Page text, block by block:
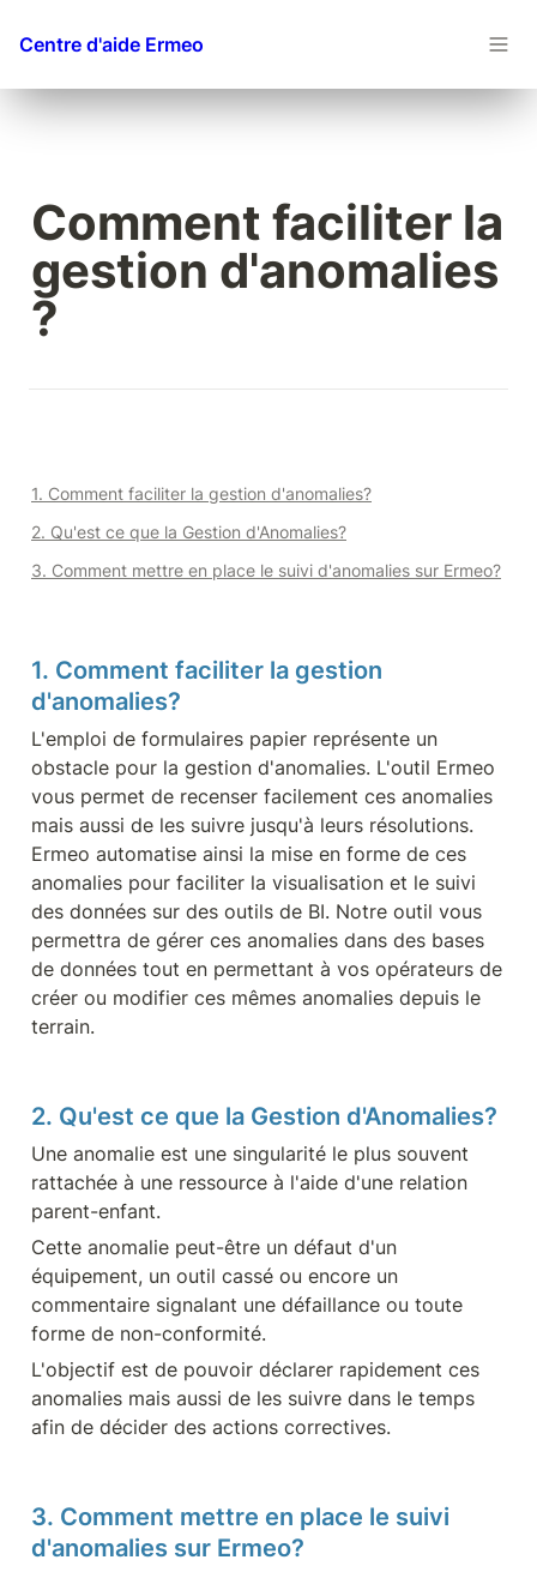
Centre d'aide Ermeo
Comment faciliter la
gestion d'anomalies
?
1. Comment faciliter la gestion d'anomalies?
2. Qu'est ce que la Gestion d'Anomalies?
3. Comment mettre en place le suivi d'anomalies sur Ermeo?
1. Comment faciliter la gestion
d'anomalies?
L'emploi de formulaires papier représente un
obstacle pour la gestion d'anomalies. L'outil Ermeo
vous permet de recenser facilement ces anomalies
mais aussi de les suivre jusqu'à leurs résolutions.
Ermeo automatise ainsi la mise en forme de ces
anomalies pour faciliter la visualisation et le suivi
des données sur des outils de BI. Notre outil vous
permettra de gérer ces anomalies dans des bases
de données tout en permettant à vos opérateurs de
créer ou modifier ces mêmes anomalies depuis le
terrain.
2. Qu'est ce que la Gestion d'Anomalies?
Une anomalie est une singularité le plus souvent
rattachée à une ressource à l'aide d'une relation
parent-enfant.
Cette anomalie peut-être un défaut d'un
équipement, un outil cassé ou encore un
commentaire signalant une défaillance ou toute
forme de non-conformité.
L'objectif est de pouvoir déclarer rapidement ces
anomalies mais aussi de les suivre dans le temps
afin de décider des actions correctives.
3. Comment mettre en place le suivi
d'anomalies sur Ermeo?